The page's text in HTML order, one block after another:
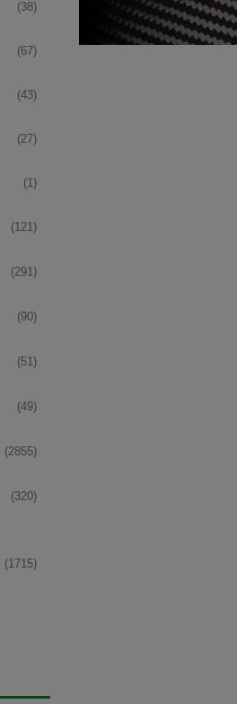
(38)
(67)
(43)
(27)
(1)
(121)
(291)
(90)
(51)
(49)
(2855)
(320)
(1715)